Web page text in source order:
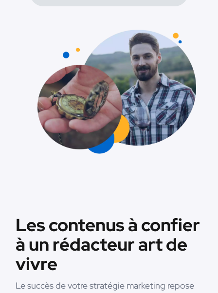
Les contenus à confier
à un rédacteur art de
vivre
Le succès de votre stratégie marketing repose